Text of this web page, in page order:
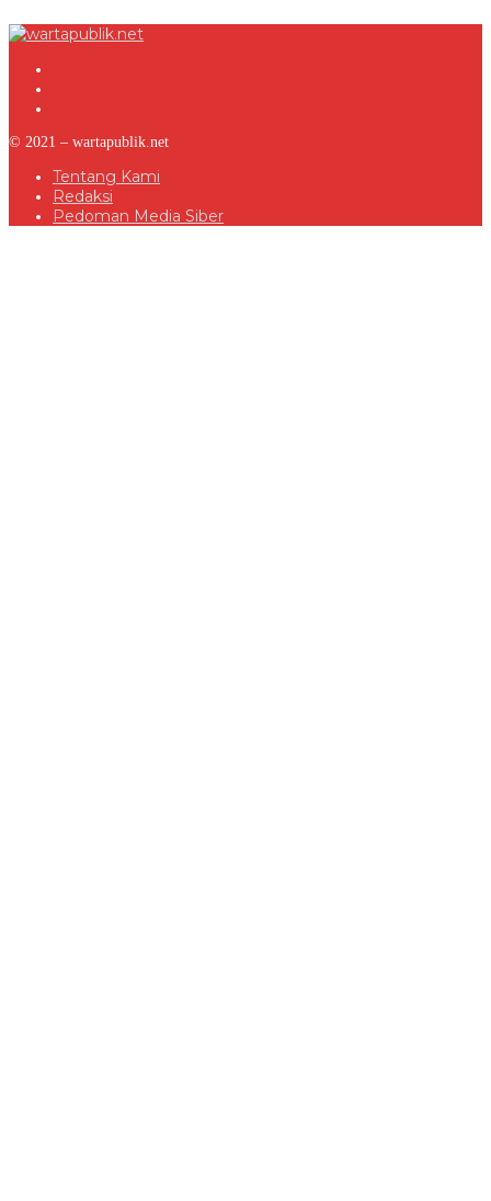
© 2021 – wartapublik.net
Tentang Kami
Redaksi
Pedoman Media Siber